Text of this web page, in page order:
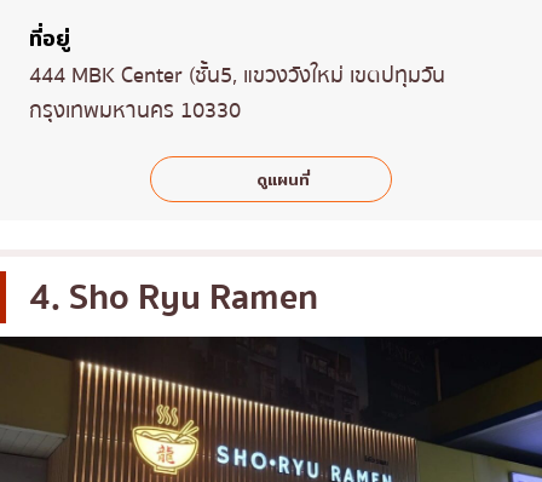
ที่อยู่
444 MBK Center (ชั้น5, แขวงวังใหม่ เขตปทุมวัน
กรุงเทพมหานคร 10330
ดูแผนที่
4. Sho Ryu Ramen